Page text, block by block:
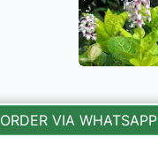
ORDER VIA WHATSAPP